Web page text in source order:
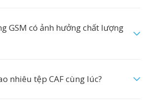
GSM có ảnh hưởng chất lượng
nhiêu tệp CAF cùng lúc?